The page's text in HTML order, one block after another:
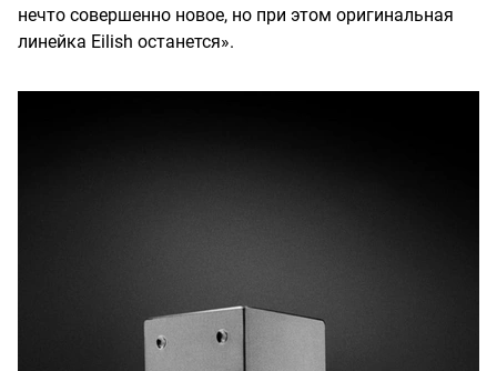
нечто совершенно новое, но при этом оригинальная
линейка Eilish останется».